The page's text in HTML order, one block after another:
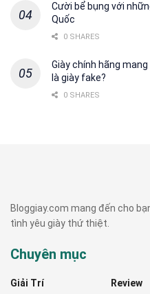
Cười bể bụng với
Quốc
0 SHARES
Giày chính hãng
là giày fake?
0 SHARES
Bloggiay.com mang đến cho
tình yêu giày thứ thiệt.
Chuyên mục
Giải Trí
Review